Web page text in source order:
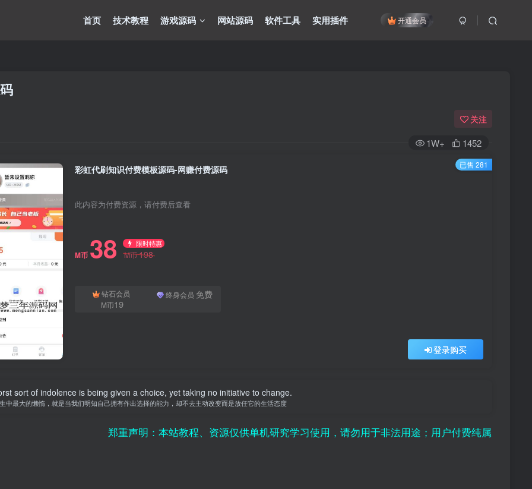
开通会员
首页 技术教程 游戏源码 网站源码 软件工具 实用插件
关注
1W+ 1452
彩虹代刷知识付费模板源码-网赚付费源码
此内容为付费资源，请付费后查看
M币 38 限时特惠
M币198
钻石会员
M币19
终身会员 免费
登录购买
已售 281
sort of indolence is being given a choice, yet taking no initiative to change.
中最大的懒惰，就是当我们明知自己拥有作出选择的能力，却不去主动改变而是放任它的生活态度
郑重声明：本站教程、资源仅供单机研究学习使用，请勿用于非法用途；用户付费纯属对平台赞助